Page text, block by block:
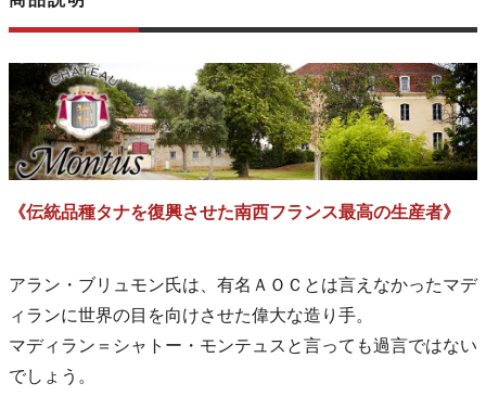
《伝統品種タナを復興させた南西フランス最高の生産者》
アラン・ブリュモン氏は、有名ＡＯＣとは言えなかったマデ
ィランに世界の目を向けさせた偉大な造り手。
マディラン＝シャトー・モンテュスと言っても過言ではない
でしょう。